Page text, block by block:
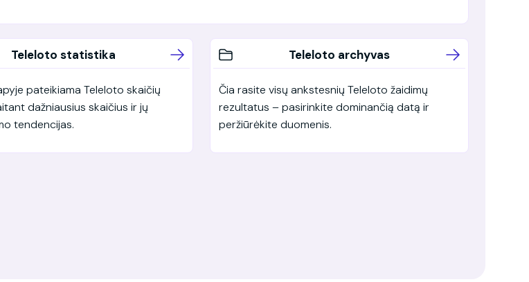
Teleloto statistika
pateikiama Teleloto skaičių
dažniausius skaičius ir jų
tendencijas.
Teleloto archyvas
Čia rasite visų ankstesnių Teleloto žaidimų
rezultatus – pasirinkite dominančią datą ir
peržiūrėkite duomenis.